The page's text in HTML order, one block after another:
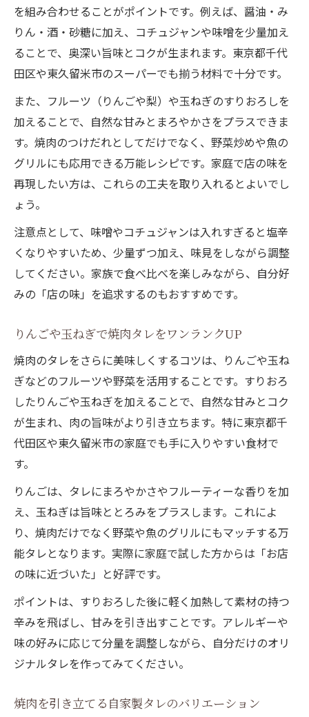
を組み合わせることがポイントです。例えば、醤油・み
りん・酒・砂糖に加え、コチュジャンや味噌を少量加え
ることで、奥深い旨味とコクが生まれます。東京都千代
田区や東久留米市のスーパーでも揃う材料で十分です。
また、フルーツ（りんごや梨）や玉ねぎのすりおろしを
加えることで、自然な甘みとまろやかさをプラスできま
す。焼肉のつけだれとしてだけでなく、野菜炒めや魚の
グリルにも応用できる万能レシピです。家庭で店の味を
再現したい方は、これらの工夫を取り入れるとよいでし
ょう。
注意点として、味噌やコチュジャンは入れすぎると塩辛
くなりやすいため、少量ずつ加え、味見をしながら調整
してください。家族で食べ比べを楽しみながら、自分好
みの「店の味」を追求するのもおすすめです。
りんごや玉ねぎで焼肉タレをワンランクUP
焼肉のタレをさらに美味しくするコツは、りんごや玉ね
ぎなどのフルーツや野菜を活用することです。すりおろ
したりんごや玉ねぎを加えることで、自然な甘みとコク
が生まれ、肉の旨味がより引き立ちます。特に東京都千
代田区や東久留米市の家庭でも手に入りやすい食材で
す。
りんごは、タレにまろやかさやフルーティーな香りを加
え、玉ねぎは旨味ととろみをプラスします。これによ
り、焼肉だけでなく野菜や魚のグリルにもマッチする万
能タレとなります。実際に家庭で試した方からは「お店
の味に近づいた」と好評です。
ポイントは、すりおろした後に軽く加熱して素材の持つ
辛みを飛ばし、甘みを引き出すことです。アレルギーや
味の好みに応じて分量を調整しながら、自分だけのオリ
ジナルタレを作ってみてください。
焼肉を引き立てる自家製タレのバリエーション